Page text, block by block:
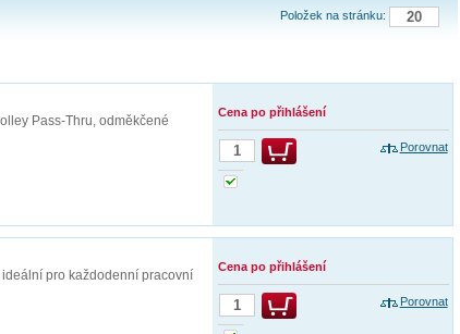
Položek na stránku:
Pass-Thru, odměkčené
Cena po přihlášení
Porovnat
pro každodenní pracovní
Cena po přihlášení
Porovnat